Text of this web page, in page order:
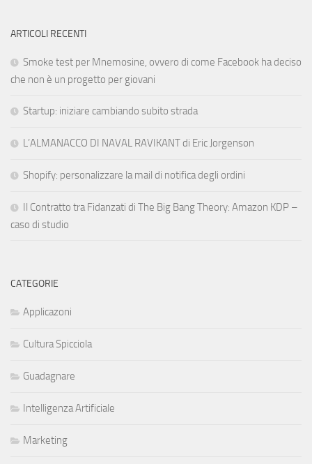
ARTICOLI RECENTI
Smoke test per Mnemosine, ovvero di come Facebook ha deciso
che non è un progetto per giovani
Startup: iniziare cambiando subito strada
L’ALMANACCO DI NAVAL RAVIKANT di Eric Jorgenson
Shopify: personalizzare la mail di notifica degli ordini
Il Contratto tra Fidanzati di The Big Bang Theory: Amazon KDP –
caso di studio
CATEGORIE
Applicazoni
Cultura Spicciola
Guadagnare
Intelligenza Artificiale
Marketing